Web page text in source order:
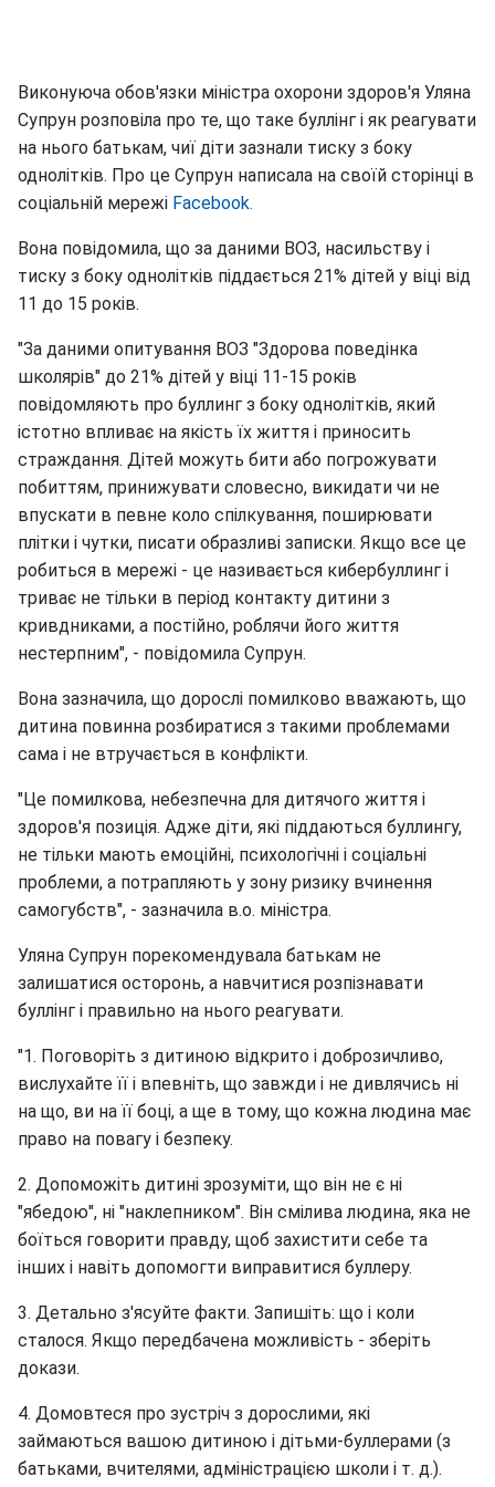
Виконуюча обов'язки міністра охорони здоров'я Уляна
Супрун розповіла про те, що таке буллінг і як реагувати
на нього батькам, чиї діти зазнали тиску з боку
однолітків. Про це Супрун написала на своїй сторінці в
соціальній мережі Facebook.
Вона повідомила, що за даними ВОЗ, насильству і
тиску з боку однолітків піддається 21% дітей у віці від
11 до 15 років.
"За даними опитування ВОЗ "Здорова поведінка
школярів" до 21% дітей у віці 11-15 років
повідомляють про буллинг з боку однолітків, який
істотно впливає на якість їх життя і приносить
страждання. Дітей можуть бити або погрожувати
побиттям, принижувати словесно, викидати чи не
впускати в певне коло спілкування, поширювати
плітки і чутки, писати образливі записки. Якщо все це
робиться в мережі - це називається кибербуллинг і
триває не тільки в період контакту дитини з
кривдниками, а постійно, роблячи його життя
нестерпним", - повідомила Супрун.
Вона зазначила, що дорослі помилково вважають, що
дитина повинна розбиратися з такими проблемами
сама і не втручається в конфлікти.
"Це помилкова, небезпечна для дитячого життя і
здоров'я позиція. Адже діти, які піддаються буллингу,
не тільки мають емоційні, психологічні і соціальні
проблеми, а потрапляють у зону ризику вчинення
самогубств", - зазначила в.о. міністра.
Уляна Супрун порекомендувала батькам не
залишатися осторонь, а навчитися розпізнавати
буллінг і правильно на нього реагувати.
"1. Поговоріть з дитиною відкрито і доброзичливо,
вислухайте її і впевніть, що завжди і не дивлячись ні
на що, ви на її боці, а ще в тому, що кожна людина має
право на повагу і безпеку.
2. Допоможіть дитині зрозуміти, що він не є ні
"ябедою", ні "наклепником". Він смілива людина, яка не
боїться говорити правду, щоб захистити себе та
інших і навіть допомогти виправитися буллеру.
3. Детально з'ясуйте факти. Запишіть: що і коли
сталося. Якщо передбачена можливість - зберіть
докази.
4. Домовтеся про зустріч з дорослими, які
займаються вашою дитиною і дітьми-буллерами (з
батьками, вчителями, адміністрацією школи і т. д.).